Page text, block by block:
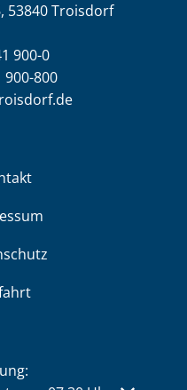
53840 Troisdorf
900-0
900-800